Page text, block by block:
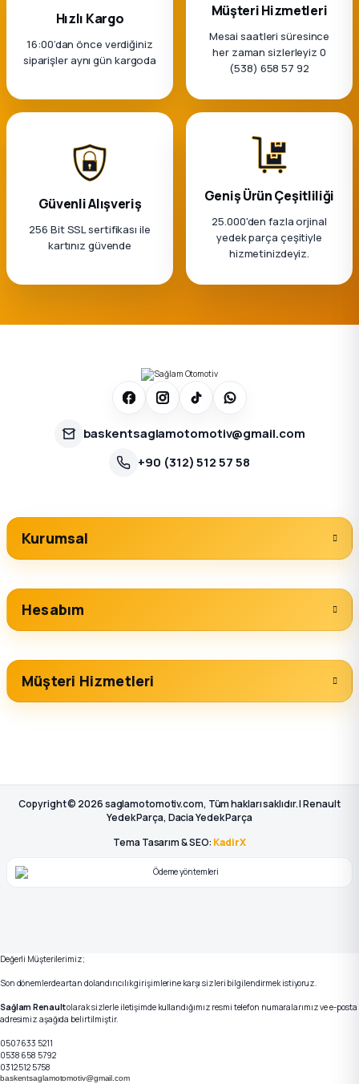
Hızlı Kargo
16:00’dan önce verdiğiniz
siparişler aynı gün kargoda
Müşteri Hizmetleri
Mesai saatleri süresince
her zaman sizlerleyiz 0
(538) 658 57 92
Güvenli Alışveriş
256 Bit SSL sertifikası ile
kartınız güvende
Geniş Ürün Çeşitliliği
25.000'den fazla orjinal
yedek parça çeşitiyle
hizmetinizdeyiz.
baskentsaglamotomotiv@gmail.com
+90 (312) 512 57 58
Kurumsal
Hesabım
Müşteri Hizmetleri
Copyright © 2026 saglamotomotiv.com, Tüm hakları saklıdır. | Renault
Yedek Parça, Dacia Yedek Parça
Tema Tasarım & SEO: KadirX
Değerli Müşterilerimiz;
Son dönemlerde artan dolandırıcılık girişimlerine karşı sizleri bilgilendirmek istiyoruz.
Sağlam Renaultolarak sizlerle iletişimde kullandığımız resmi telefon numaralarımız ve e-posta
adresimiz aşağıda belirtilmiştir.
0507 633 5211
0538 658 5792
0312 512 5758
baskentsaglamotomotiv@gmail.com